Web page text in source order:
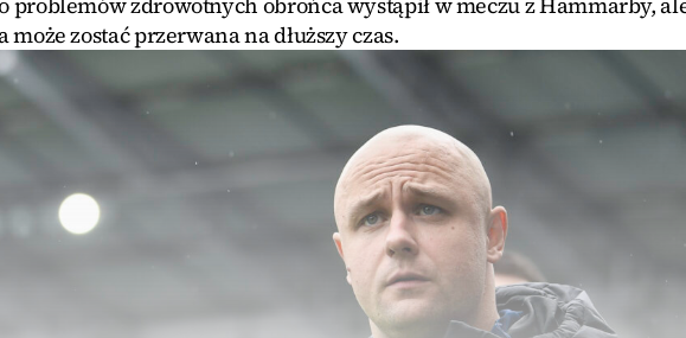
może zostać przerwana na dłuższy czas.